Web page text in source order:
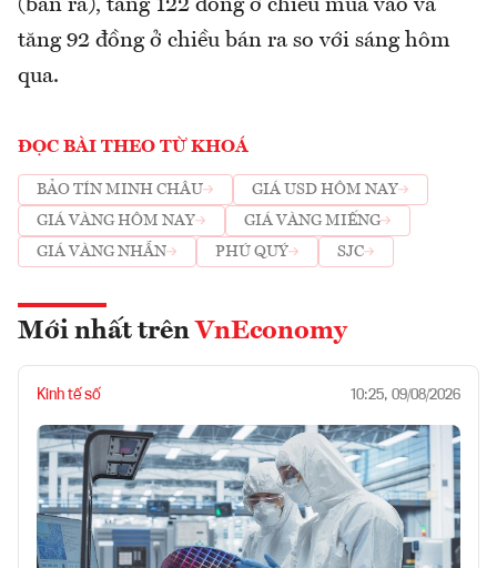
(bán ra), tăng 122 đồng ở chiều mua vào và
tăng 92 đồng ở chiều bán ra so với sáng hôm
qua.
ĐỌC BÀI THEO TỪ KHOÁ
BẢO TÍN MINH CHÂU
GIÁ USD HÔM NAY
GIÁ VÀNG HÔM NAY
GIÁ VÀNG MIẾNG
GIÁ VÀNG NHẪN
PHÚ QUÝ SJC
Mới nhất trên VnEconomy
Kinh tế số 10:25, 09/08/2026